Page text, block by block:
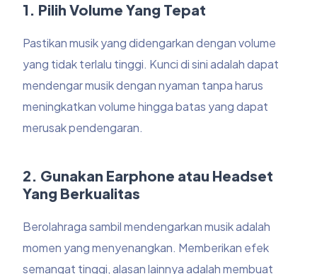
1. Pilih Volume Yang Tepat
Pastikan musik yang didengarkan dengan volume
yang tidak terlalu tinggi. Kunci di sini adalah dapat
mendengar musik dengan nyaman tanpa harus
meningkatkan volume hingga batas yang dapat
merusak pendengaran.
2. Gunakan Earphone atau Headset
Yang Berkualitas
Berolahraga sambil mendengarkan musik adalah
momen yang menyenangkan. Memberikan efek
semangat tinggi, alasan lainnya adalah membuat